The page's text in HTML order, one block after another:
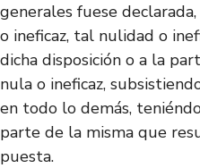
generales fuese
o ineficaz, tal nulidad o
dicha disposición o a la
nula o ineficaz,
en todo lo demás,
parte de la misma que
puesta.